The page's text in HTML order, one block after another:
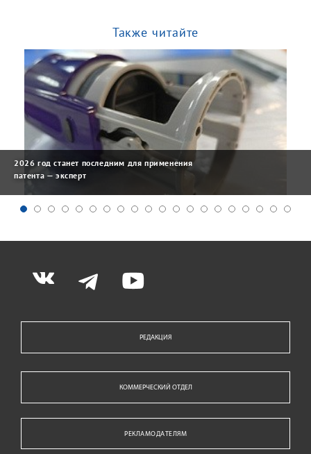
Также читайте
2026 год станет последним для применения
патента — эксперт
РЕДАКЦИЯ
КОММЕРЧЕСКИЙ ОТДЕЛ
РЕКЛАМОДАТЕЛЯМ